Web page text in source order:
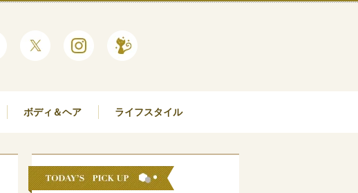
ボディ＆ヘア ライフスタイル